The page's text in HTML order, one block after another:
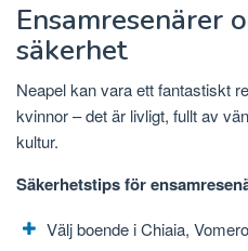
Ensamresenärer
säkerhet
Neapel kan vara ett fantastiskt
kvinnor – det är livligt, fullt av
kultur.
Säkerhetstips för
Välj boende i Chiaia,